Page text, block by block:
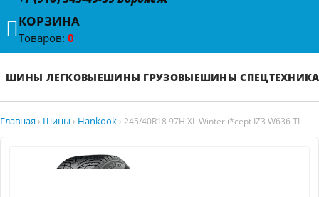
КОРЗИНА
Товаров: 0
ШИНЫ ЛЕГКОВЫЕШИНЫ ГРУЗОВЫЕШИНЫ СПЕЦТЕХНИКА
Главная › Шины › Hankook › 245/40R18 97H XL Winter i*cept IZ3 W636 TL